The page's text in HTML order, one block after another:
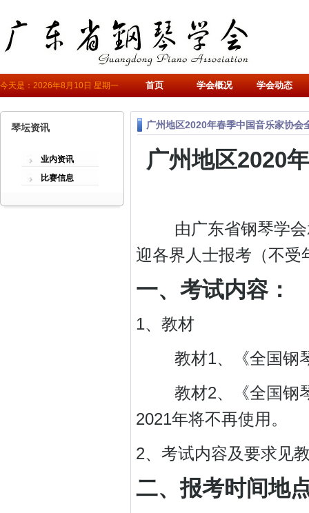
今天是：2026年8月10日 星期一 首页 学会概况 学会动态
琴坛资讯
业内资讯
比赛信息
广州地区2020年春季中国音乐家协会
广州地区2020
由广东省钢琴学会承
迎各界人士报考（不受
一、考试内容：
1、教材
教材1、《全国钢
教材2、《全国钢琴
2021年将不再使用。
2、考试内容及要求见
二、报考时间地